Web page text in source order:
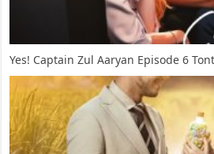
Yes! Captain Zul Aaryan Episode 6